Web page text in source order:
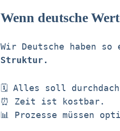
Wenn deutsche
Wir Deutsche haben
Struktur.
🗓️ Alles soll
⏰ Zeit ist kostbar.
📊 Prozesse müssen